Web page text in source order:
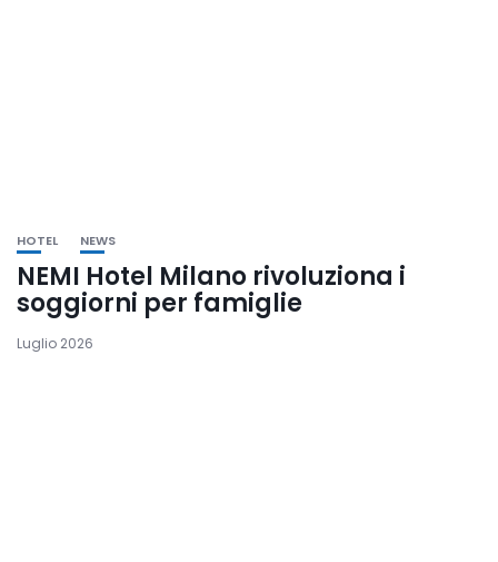
HOTEL NEWS
NEMI Hotel Milano rivoluziona i
soggiorni per famiglie
Luglio 2026